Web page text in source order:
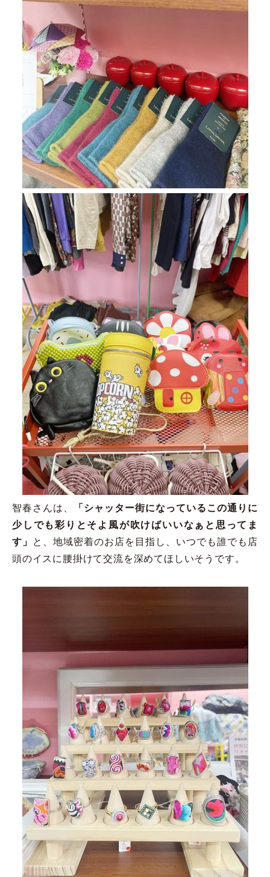
智春さんは、
「シャッター街になっているこの通りに
少しでも彩りとそよ風が吹けばいいなぁと思ってま
す」
と、地域密着のお店を目指し、いつでも誰でも店
頭のイスに腰掛けて交流を深めてほしいそうです。